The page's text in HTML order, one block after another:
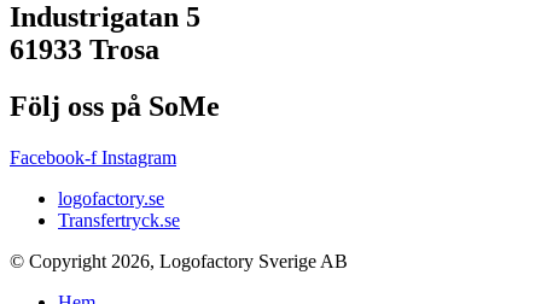
Industrigatan 5
61933 Trosa
Följ oss på SoMe
Facebook-f Instagram
logofactory.se
Transfertryck.se
© Copyright 2026, Logofactory Sverige AB